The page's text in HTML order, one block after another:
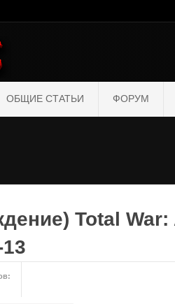
ОБЩИЕ СТАТЬИ ФОРУМ
Total War: